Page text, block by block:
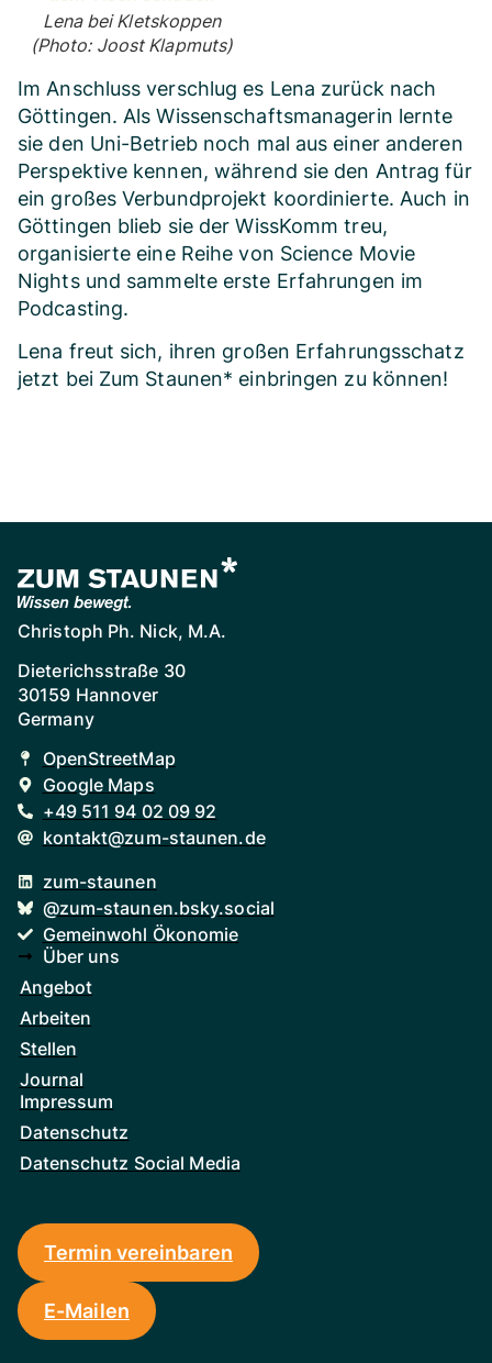
Lena bei Kletskoppen
(Photo: Joost Klapmuts)
Im Anschluss verschlug es Lena zurück nach
Göttingen. Als Wissenschaftsmanagerin lernte
sie den Uni-Betrieb noch mal aus einer anderen
Perspektive kennen, während sie den Antrag für
ein großes Verbundprojekt koordinierte. Auch in
Göttingen blieb sie der WissKomm treu,
organisierte eine Reihe von Science Movie
Nights und sammelte erste Erfahrungen im
Podcasting.
Lena freut sich, ihren großen Erfahrungsschatz
jetzt bei Zum Staunen* einbringen zu können!
Christoph Ph. Nick, M.A.
Dieterichsstraße 30
30159 Hannover
Germany
OpenStreetMap
Google Maps
+49 511 94 02 09 92
kontakt@zum-staunen.de
zum-staunen
@zum-staunen.bsky.social
Gemeinwohl Ökonomie
Über uns
Angebot
Arbeiten
Stellen
Journal
Impressum
Datenschutz
Datenschutz Social Media
Termin vereinbaren
E-Mailen